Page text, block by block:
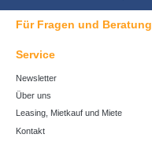
Für Fragen und Beratung
Service
Newsletter
Über uns
Leasing, Mietkauf und Miete
Kontakt